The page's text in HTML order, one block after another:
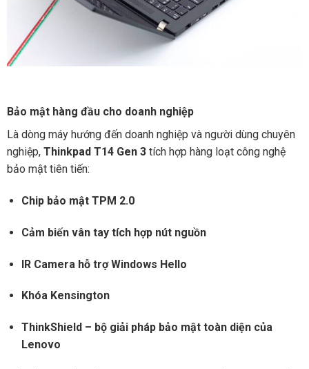
Bảo mật hàng đầu cho doanh nghiệp
Là dòng máy hướng đến doanh nghiệp và người dùng chuyên
nghiệp, Thinkpad T14 Gen 3tích hợp hàng loạt công nghệ
bảo mật tiên tiến:
Chip bảo mật TPM 2.0
Cảm biến vân tay tích hợp nút nguồn
IR Camera hỗ trợ Windows Hello
Khóa Kensington
ThinkShield – bộ giải pháp bảo mật toàn diện của
Lenovo